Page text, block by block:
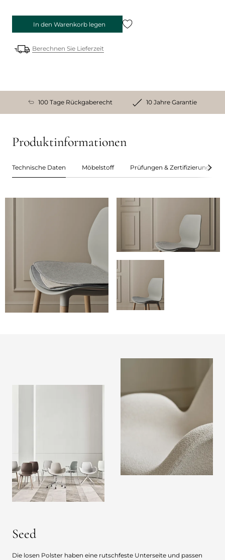
In den Warenkorb legen
Berechnen Sie Lieferzeit
100 Tage Rückgaberecht 10 Jahre Garantie
Produktinformationen
Technische Daten Möbelstoff Prüfungen & Zertifizierungen
Seed
Die losen Polster haben eine rutschfeste Unterseite und passen